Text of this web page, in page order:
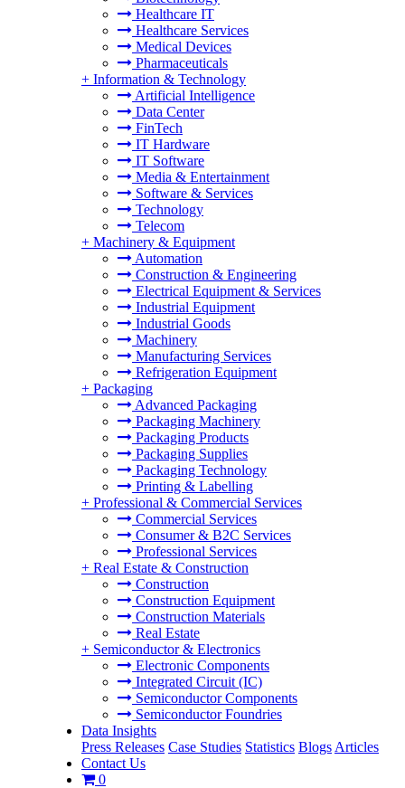
Healthcare IT
Healthcare Services
Medical Devices
Pharmaceuticals
+ Information & Technology
Artificial Intelligence
Data Center
FinTech
IT Hardware
IT Software
Media & Entertainment
Software & Services
Technology
Telecom
+ Machinery & Equipment
Automation
Construction & Engineering
Electrical Equipment & Services
Industrial Equipment
Industrial Goods
Machinery
Manufacturing Services
Refrigeration Equipment
+ Packaging
Advanced Packaging
Packaging Machinery
Packaging Products
Packaging Supplies
Packaging Technology
Printing & Labelling
+ Professional & Commercial Services
Commercial Services
Consumer & B2C Services
Professional Services
+ Real Estate & Construction
Construction
Construction Equipment
Construction Materials
Real Estate
+ Semiconductor & Electronics
Electronic Components
Integrated Circuit (IC)
Semiconductor Components
Semiconductor Foundries
Data Insights
Press Releases Case Studies Statistics Blogs Articles
Contact Us
0